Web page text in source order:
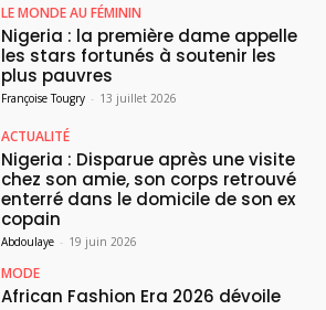
LE MONDE AU FÉMININ
Nigeria : la première dame appelle
les stars fortunés à soutenir les
plus pauvres
Françoise Tougry - 13 juillet 2026
ACTUALITÉ
Nigeria : Disparue après une visite
chez son amie, son corps retrouvé
enterré dans le domicile de son ex
copain
Abdoulaye - 19 juin 2026
MODE
African Fashion Era 2026 dévoile